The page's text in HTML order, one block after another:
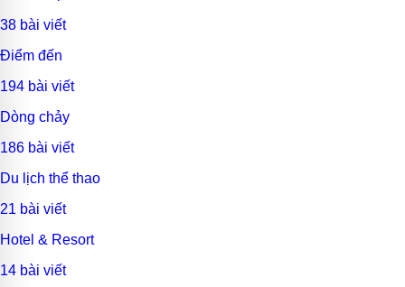
38 bài viết
Điểm đến
194 bài viết
Dòng chảy
186 bài viết
Du lịch thể thao
21 bài viết
Hotel & Resort
14 bài viết